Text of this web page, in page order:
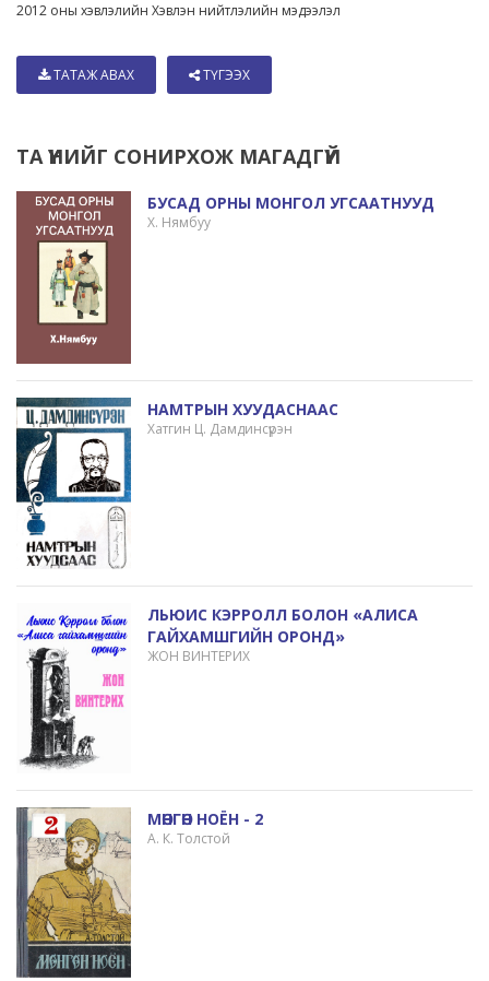
2012 оны хэвлэлийн Хэвлэн нийтлэлийн мэдээлэл
ТАТАЖ АВАХ ТҮГЭЭХ
ТА ҮҮНИЙГ СОНИРХОЖ МАГАДГҮЙ
БУСАД ОРНЫ МОНГОЛ УГСААТНУУД
Х. Нямбуу
НАМТРЫН ХУУДАСНААС
Хатгин Ц. Дамдинсүрэн
ЛЬЮИС КЭРРОЛЛ БОЛОН «АЛИСА
ГАЙХАМШГИЙН ОРОНД»
ЖОН ВИНТЕРИХ
МӨНГӨН НОЁН - 2
А. К. Толстой